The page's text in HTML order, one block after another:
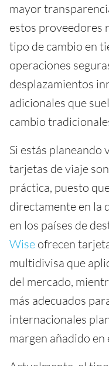
mayor
estos proveedores
tipo de cambio en
operaciones
desplazamientos
adicionales que
cambio
Si estás planeando
tarjetas de viaje
práctica, puesto
directamente en la
en los países de
Wise ofrecen
multidivisa que
del mercado,
más adecuados
internacionales
margen añadido en